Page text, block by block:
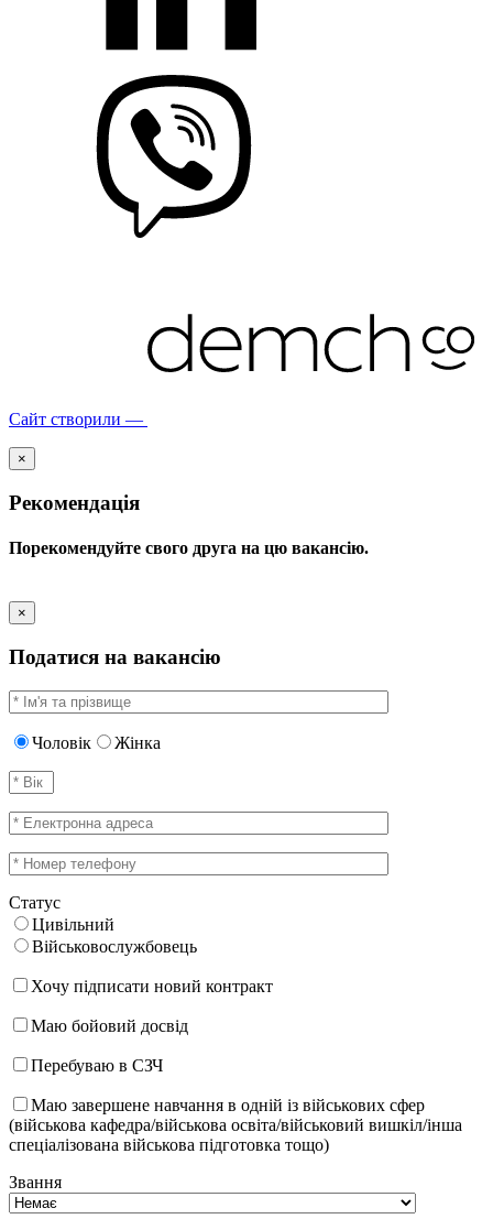
Сайт створили —
×
Рекомендація
Порекомендуйте свого друга на цю вакансію.
×
Податися на вакансію
Чоловік Жінка
Статус
Цивільний
Військовослужбовець
Хочу підписати новий контракт
Маю бойовий досвід
Перебуваю в СЗЧ
Маю завершене навчання в одній із військових сфер
(військова кафедра/військова освіта/військовий вишкіл/інша
спеціалізована військова підготовка тощо)
Звання